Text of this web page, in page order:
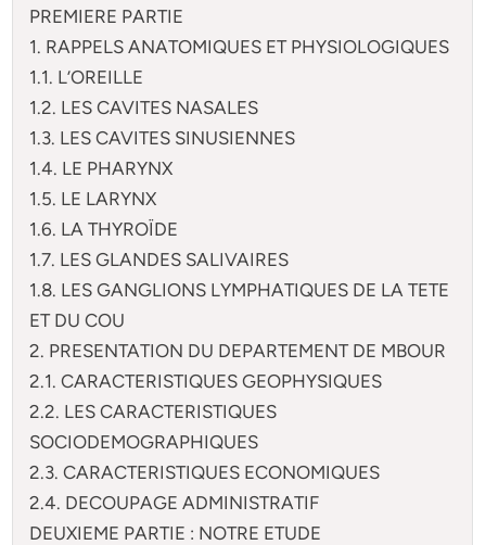
PREMIERE PARTIE
1. RAPPELS ANATOMIQUES ET PHYSIOLOGIQUES
1.1. L’OREILLE
1.2. LES CAVITES NASALES
1.3. LES CAVITES SINUSIENNES
1.4. LE PHARYNX
1.5. LE LARYNX
1.6. LA THYROÏDE
1.7. LES GLANDES SALIVAIRES
1.8. LES GANGLIONS LYMPHATIQUES DE LA TETE
ET DU COU
2. PRESENTATION DU DEPARTEMENT DE MBOUR
2.1. CARACTERISTIQUES GEOPHYSIQUES
2.2. LES CARACTERISTIQUES
SOCIODEMOGRAPHIQUES
2.3. CARACTERISTIQUES ECONOMIQUES
2.4. DECOUPAGE ADMINISTRATIF
DEUXIEME PARTIE : NOTRE ETUDE